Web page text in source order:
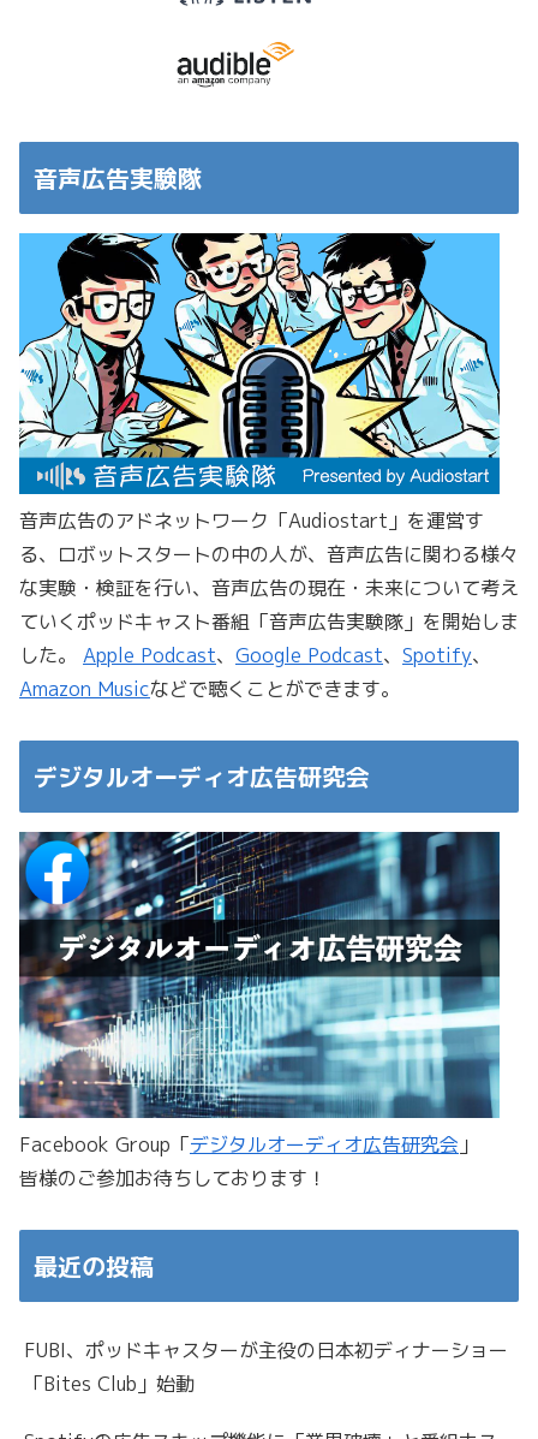
音声広告実験隊
音声広告のアドネットワーク「Audiostart」を運営す
る、ロボットスタートの中の人が、音声広告に関わる様々
な実験・検証を行い、音声広告の現在・未来について考え
ていくポッドキャスト番組「音声広告実験隊」を開始しま
した。 Apple Podcast、 Google Podcast、 Spotify、
Amazon Musicなどで聴くことができます。
デジタルオーディオ広告研究会
Facebook Group「デジタルオーディオ広告研究会 」
皆様のご参加お待ちしております！
最近の投稿
FUBI、ポッドキャスターが主役の日本初ディナーショー
「Bites Club」始動